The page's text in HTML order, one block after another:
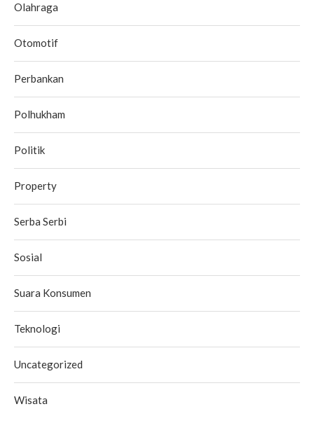
Olahraga
Otomotif
Perbankan
Polhukham
Politik
Property
Serba Serbi
Sosial
Suara Konsumen
Teknologi
Uncategorized
Wisata